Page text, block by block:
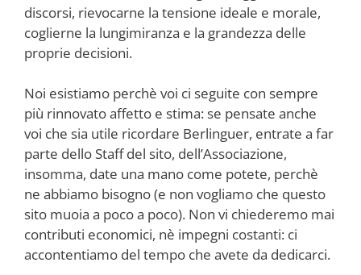
discorsi, rievocarne la tensione ideale e morale,
coglierne la lungimiranza e la grandezza delle
proprie decisioni.
Noi esistiamo perchè voi ci seguite con sempre
più rinnovato affetto e stima: se pensate anche
voi che sia utile ricordare Berlinguer, entrate a far
parte dello Staff del sito, dell’Associazione,
insomma, date una mano come potete, perchè
ne abbiamo bisogno (e non vogliamo che questo
sito muoia a poco a poco). Non vi chiederemo mai
contributi economici, nè impegni costanti: ci
accontentiamo del tempo che avete da dedicarci.